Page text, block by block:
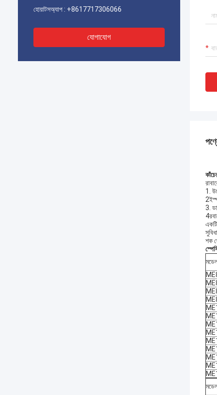
হোয়াটসঅ্যাপ : +8617717306066
যোগাযোগ
1.
3.
শক